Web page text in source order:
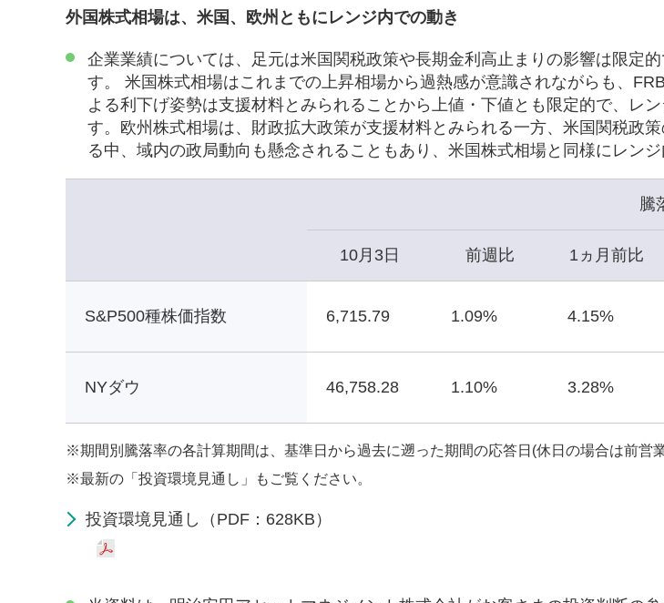
外国株式相場は、米国、欧州ともにレンジ内での動き
企業業績については、足元は米国関税政策や長期金利高止まりの影響は限定
す。 米国株式相場はこれまでの上昇相場から過熱感が意識されながらも、
よる利下げ姿勢は支援材料とみられることから上値・下値とも限定的で、レ
す。欧州株式相場は、財政拡大政策が支援材料とみられる一方、米国関税政
る中、域内の政局動向も懸念されることもあり、米国株式相場と同様にレンジ
騰
10月3日 前週比 1ヵ月前比
S&P500種株価指数 6,715.79 1.09% 4.15%
NYダウ 46,758.28 1.10% 3.28%
※期間別騰落率の各計算期間は、基準日から過去に遡った期間の応答日(休日の場合は前営
※最新の「投資環境見通し」もご覧ください。
投資環境見通し（PDF：628KB）